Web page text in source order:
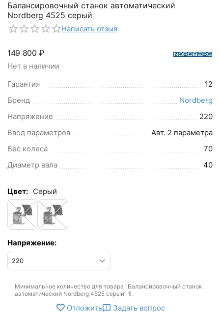
Балансировочный станок автоматический
Nordberg 4525 серый
Написать отзыв
149 800 ₽
Нет в наличии
Гарантия
12
Бренд
Nordberg
Напряжение
220
Ввод параметров
Авт. 2 параметра
Вес колеса
70
Диаметр вала
40
Цвет: Cерый
Напряжение:
Минимальное количество для товара "Балансировочный станок
автоматический Nordberg 4525 серый" 1.
Отложить Задать вопрос